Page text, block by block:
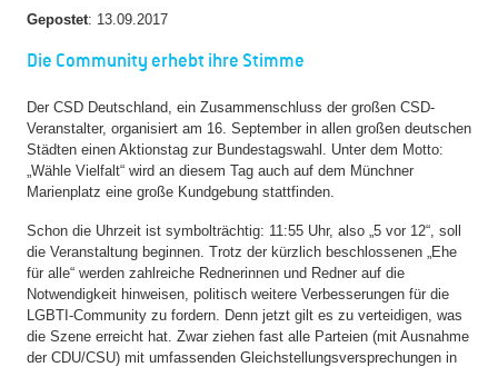
Gepostet: 13.09.2017
Die Community erhebt ihre Stimme
Der CSD Deutschland, ein Zusammenschluss der großen CSD-
Veranstalter, organisiert am 16. September in allen großen deutschen
Städten einen Aktionstag zur Bundestagswahl. Unter dem Motto:
„Wähle Vielfalt“ wird an diesem Tag auch auf dem Münchner
Marienplatz eine große Kundgebung stattfinden.
Schon die Uhrzeit ist symbolträchtig: 11:55 Uhr, also „5 vor 12“, soll
die Veranstaltung beginnen. Trotz der kürzlich beschlossenen „Ehe
für alle“ werden zahlreiche Rednerinnen und Redner auf die
Notwendigkeit hinweisen, politisch weitere Verbesserungen für die
LGBTI-Community zu fordern. Denn jetzt gilt es zu verteidigen, was
die Szene erreicht hat. Zwar ziehen fast alle Parteien (mit Ausnahme
der CDU/CSU) mit umfassenden Gleichstellungsversprechungen in